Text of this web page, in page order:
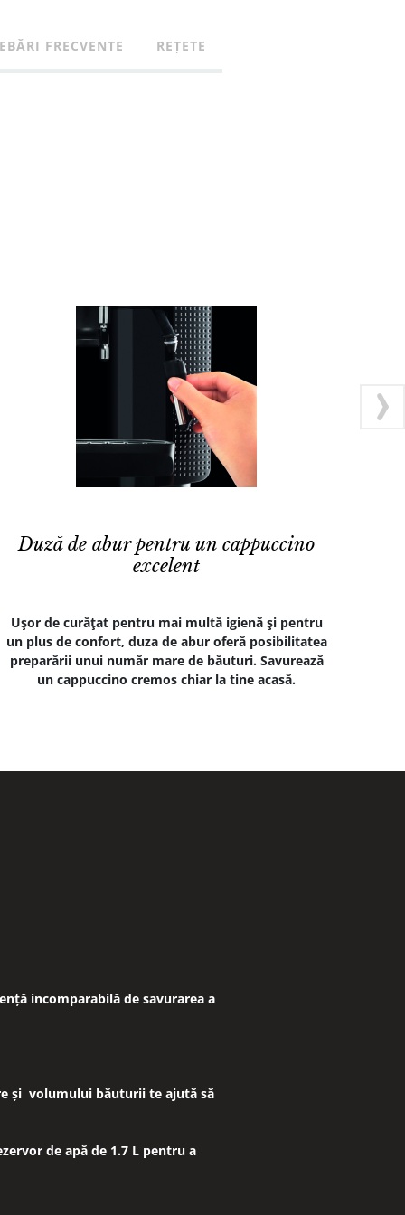
FRECVENTE REȚETE
Duză de abur pentru un cappuccino
excelent
Uşor de curăţat pentru mai multă igienă şi pentru
un plus de confort, duza de abur oferă posibilitatea
preparării unui număr mare de băuturi. Savurează
un cappuccino cremos chiar la tine acasă.
incomparabilă de savurarea a
și volumului băuturii te ajută să
de apă de 1.7 L pentru a